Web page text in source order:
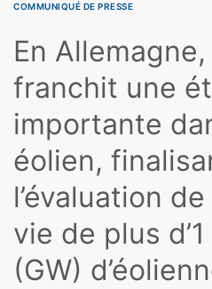
COMMUNIQUÉ DE PRESSE
En
franchit une
importante
éolien,
l’évaluation
vie de plus
(GW)